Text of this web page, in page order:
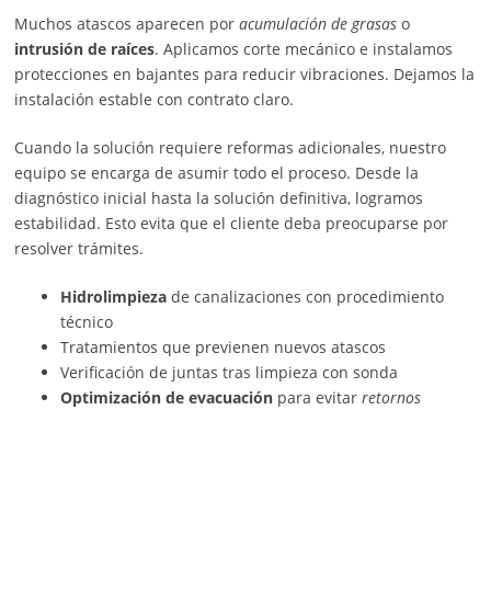
Muchos atascos aparecen por acumulación de grasaso
intrusión de raíces. Aplicamos corte mecánico e instalamos
protecciones en bajantes para reducir vibraciones. Dejamos la
instalación estable con contrato claro.
Cuando la solución requiere reformas adicionales, nuestro
equipo se encarga de asumir todo el proceso. Desde la
diagnóstico inicial hasta la solución definitiva, logramos
estabilidad. Esto evita que el cliente deba preocuparse por
resolver trámites.
Hidrolimpiezade canalizaciones con procedimiento
técnico
Tratamientos que previenen nuevos atascos
Verificación de juntas tras limpieza con sonda
Optimización de evacuaciónpara evitar retornos